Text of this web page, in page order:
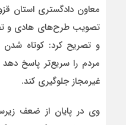
تصویب طرح‌های هادی و
و تصریح کرد: کوتاه شدن
مردم را سریع‌تر پاسخ
غیرمجاز جلوگیری کند.
وی در پایان از ضعف